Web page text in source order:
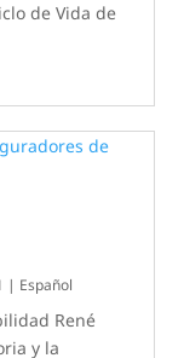
de Vida de
| Español
René
y la